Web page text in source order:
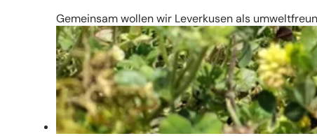
Gemeinsam wollen wir Leverkusen als